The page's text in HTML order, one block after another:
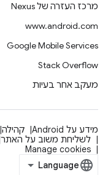
מרכז העזרה של Nexus
www.android.com
Google Mobile Services
Stack Overflow
מעקב אחר בעיות
מידע על Android קהילה
לשליחת משוב על האתר
Manage cookies